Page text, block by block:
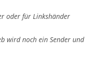
oder für Linkshänder
wird noch ein Sender und